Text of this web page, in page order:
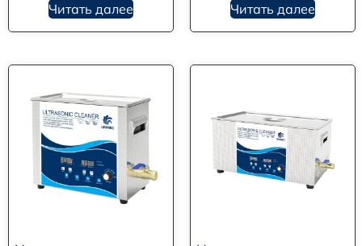
Читать далее Читать далее